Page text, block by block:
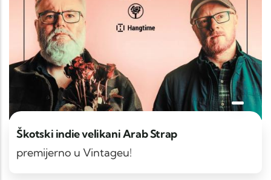
Škotski indie velikani Arab Strap
premijerno u Vintageu!